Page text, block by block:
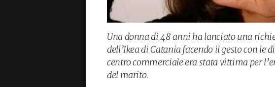
Una donna di 48 anni ha lanciato una
dell’Ikea di Catania facendo il gesto con le
centro commerciale era stata vittima per
del marito.